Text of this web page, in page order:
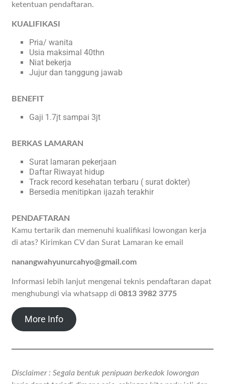
ketentuan pendaftaran.
KUALIFIKASI
Pria/ wanita
Usia maksimal 40thn
Niat bekerja
Jujur dan tanggung jawab
BENEFIT
Gaji 1.7jt sampai 3jt
BERKAS LAMARAN
Surat lamaran pekerjaan
Daftar Riwayat hidup
Track record kesehatan terbaru ( surat dokter)
Bersedia menitipkan ijazah terakhir
PENDAFTARAN
Kamu tertarik dan memenuhi kualifikasi lowongan kerja
di atas? Kirimkan CV dan Surat Lamaran ke email
nanangwahyunurcahyo@gmail.com
Informasi lebih lanjut mengenai teknis pendaftaran dapat
menghubungi via whatsapp di0813 3982 3775
More Info
Disclaimer : Segala bentuk penipuan berkedok lowongan